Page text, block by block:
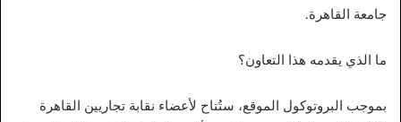
جامعة القاهرة.
ما الذي يقدمه هذا التعاون؟
بموجب البروتوكول الموقع، ستُتاح لأعضاء نقابة تجاريين القاهرة